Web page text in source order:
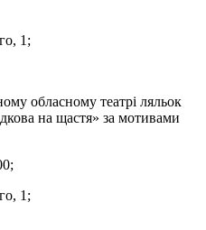
1;
обласному театрі ляльок
на щастя» за мотивами
1;